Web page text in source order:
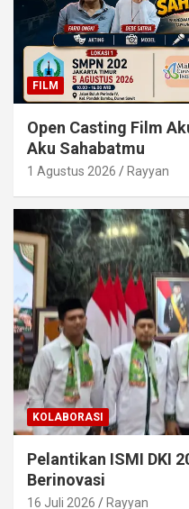
FILM
Open Casting Film
Aku Sahabatmu
1 Agustus 2026 Rayyan
KOLABORASI
Pelantikan ISMI DKI
Berinovasi
16 Juli 2026 Rayyan